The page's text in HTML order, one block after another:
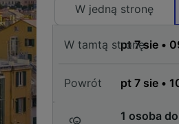
W jedną stronę
W tamtą stronę
Powrót
1 osoba